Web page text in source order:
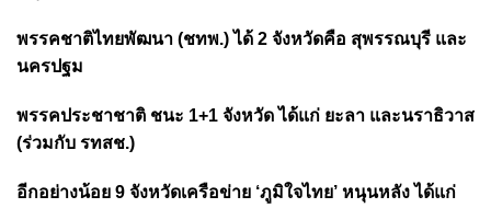
พรรคชาติไทยพัฒนา (ชทพ.) ได้ 2 จังหวัดคือ สุพรรณบุรี และ
นครปฐม
พรรคประชาชาติ ชนะ 1+1 จังหวัด ได้แก่ ยะลา และนราธิวาส
(ร่วมกับ รทสช.)
อีกอย่างน้อย 9 จังหวัดเครือข่าย ‘ภูมิใจไทย’ หนุนหลัง ได้แก่